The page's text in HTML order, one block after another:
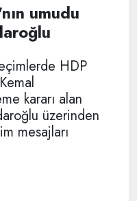
umudu
HDP
kararı alan
üzerinden
mesajları